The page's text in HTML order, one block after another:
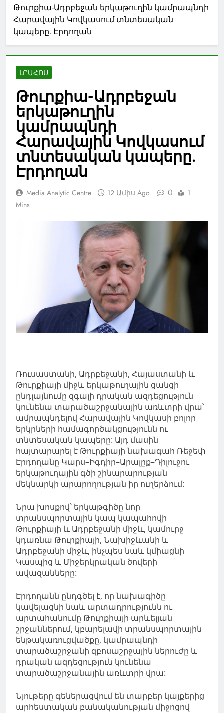
Թուրքիա-Ադրբեջան երկաթուղին կամրապնդի
Հարավային Կովկասում տնտեսական
կապերը. Էրդողան
ԼՐԱՀՈՍ
Թուրքիա-Ադրբեջան
երկաթուղին
կամրապնդի
Հարավային Կովկասում
տնտեսական կապերը.
Էրդողան
Media Analytic Centre 12 Ամիս Ago 0
1
Mins
Ռուսաստանի, Ադրբեջանի, Հայաստանի և
Թուրքիայի միջև երկաթուղային ցանցի
ընդլայնումը զգալի դրական ազդեցություն
կունենա տարածաշրջանային առևտրի վրա՝
ամրապնդելով Հարավային Կովկասի բոլոր
երկրների համագործակցությունն ու
տնտեսական կապերը: Այդ մասին
հայտարարել է Թուրքիայի նախագահ Ռեջեփ
Էրդողանը Կարս–Իգդիր–Արալըք–Դիլուջու
երկաթուղային գծի շինարարության
մեկնարկի արարողության իր ուղերձում:
Նրա խոսքով՝ երկաթգիծը նոր
տրանսպորտային կապ կապահովի
Թուրքիայի և Ադրբեջանի միջև, կամուրջ
կդառնա Թուրքիայի, Նախիջևանի և
Ադրբեջանի միջև, ինչպես նաև կմիացնի
Կասպից և Միջերկրական ծովերի
ավազանները:
Էրդողանն ընդգծել է, որ նախագիծը
կավելացնի նաև արտադրությունն ու
արտահանումը Թուրքիայի արևելյան
շրջաններում, կբարելավի տրանսպորտային
ենթակառուցվածքը, կամրապնդի
տարածաշրջանի զբոսաշրջային ներուժը և
դրական ազդեցություն կունենա
տարածաշրջանային առևտրի վրա:
Նյութերը գեներացվում են տարբեր կայքերից
արհեստական բանականության միջոցով